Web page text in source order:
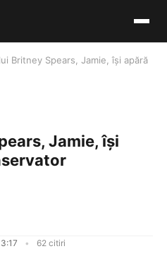
Britney Spears, Jamie, își apără
Jamie, își
62 citiri